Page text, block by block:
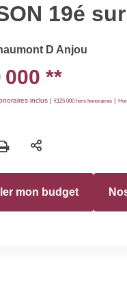
19é
D Anjou
000 **
inclus | €125 000 hors honoraires |
mon budget